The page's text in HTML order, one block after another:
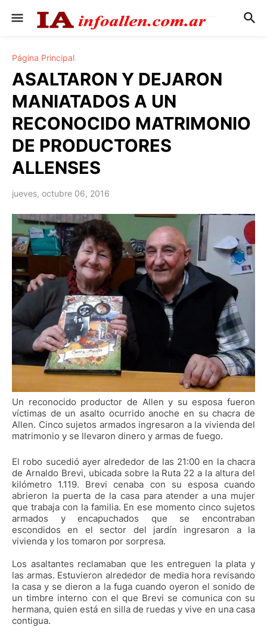
Página Principal
ASALTARON Y DEJARON
MANIATADOS A UN
RECONOCIDO MATRIMONIO
DE PRODUCTORES
ALLENSES
jueves, octubre 06, 2016
Un reconocido productor de Allen y su esposa fueron
víctimas de un asalto ocurrido anoche en su chacra de
Allen. Cinco sujetos armados ingresaron a la vivienda del
matrimonio y se llevaron dinero y armas de fuego.
El robo sucedió ayer alrededor de las 21:00 en la chacra
de Arnaldo Brevi, ubicada sobre la Ruta 22 a la altura del
kilómetro 1.119. Brevi cenaba con su esposa cuando
abrieron la puerta de la casa para atender a una mujer
que trabaja con la familia. En ese momento cinco sujetos
armados y encapuchados que se encontraban
escondidos en el sector del jardín ingresaron a la
vivienda y los tomaron por sorpresa.
Los asaltantes reclamaban que les entreguen la plata y
las armas. Estuvieron alrededor de media hora revisando
la casa y se dieron a la fuga cuando oyeron el sonido de
un timbre interno con el que Brevi se comunica con su
hermana, quien está en silla de ruedas y vive en una casa
contigua.